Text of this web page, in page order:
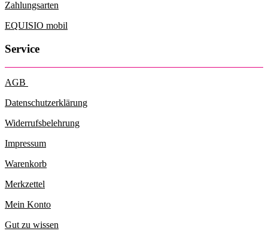
Zahlungsarten
EQUISIO mobil
Service
AGB
Datenschutzerklärung
Widerrufsbelehrung
Impressum
Warenkorb
Merkzettel
Mein Konto
Gut zu wissen